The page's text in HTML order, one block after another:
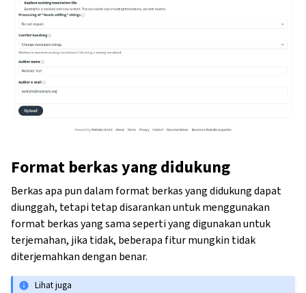
Format berkas yang didukung
Berkas apa pun dalam format berkas yang didukung dapat
diunggah, tetapi tetap disarankan untuk menggunakan
format berkas yang sama seperti yang digunakan untuk
terjemahan, jika tidak, beberapa fitur mungkin tidak
diterjemahkan dengan benar.
Lihat juga